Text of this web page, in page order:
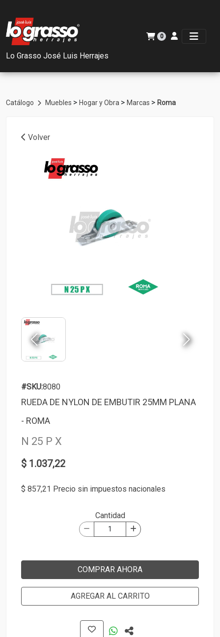
Lo Grasso José Luis Herrajes
0
Catálogo Muebles > Hogar y Obra > Marcas > Roma
Volver
#SKU:8080
RUEDA DE NYLON DE EMBUTIR 25MM PLANA
- ROMA
N 25 P X
$ 1.037,22
$ 857,21 Precio sin impuestos nacionales
Cantidad
COMPRAR AHORA
AGREGAR AL CARRITO